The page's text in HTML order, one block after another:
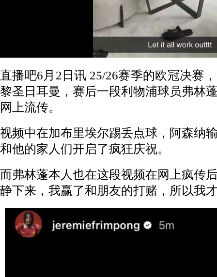
直播吧6月2日讯 25/26赛季的欧冠决赛
黎圣日耳曼，赛后一段利物浦球员弗林
网上流传。
视频中在加布里埃尔踢丢点球，阿森纳
和他的家人们开启了疯狂庆祝。
而弗林蓬本人也在这段视频在网上疯传
静下来，我赢了和朋友的打赌，所以我